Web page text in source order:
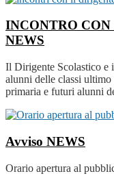
INCONTRO
NEWS
Il Dirigente Scolastico e
alunni delle classi
primaria e futuri alunni
Avviso NEWS
Orario apertura al